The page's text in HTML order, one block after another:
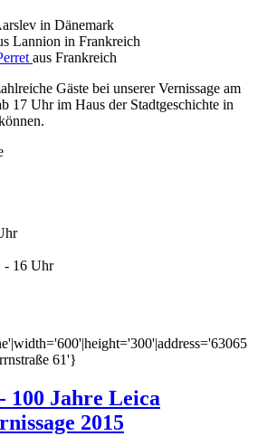
in Dänemark
Lannion in Frankreich
aus Frankreich
Gäste bei unserer Vernissage am
17 Uhr im Haus der Stadtgeschichte in
- 16 Uhr
61'}
100 Jahre Leica
2015